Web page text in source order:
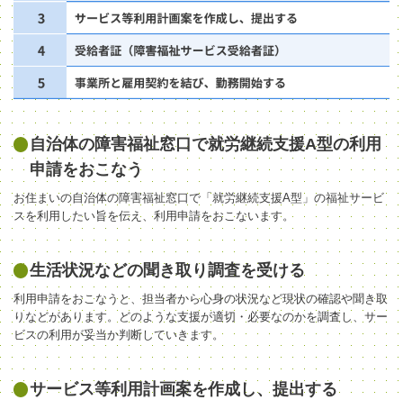
自治体の障害福祉窓口で就労継続支援A型の利用
申請をおこなう
お住まいの自治体の障害福祉窓口で「就労継続支援A型」の福祉サービ
スを利用したい旨を伝え、利用申請をおこないます。
生活状況などの聞き取り調査を受ける
利用申請をおこなうと、担当者から心身の状況など現状の確認や聞き取
りなどがあります。どのような支援が適切・必要なのかを調査し、サー
ビスの利用が妥当か判断していきます。
サービス等利用計画案を作成し、提出する